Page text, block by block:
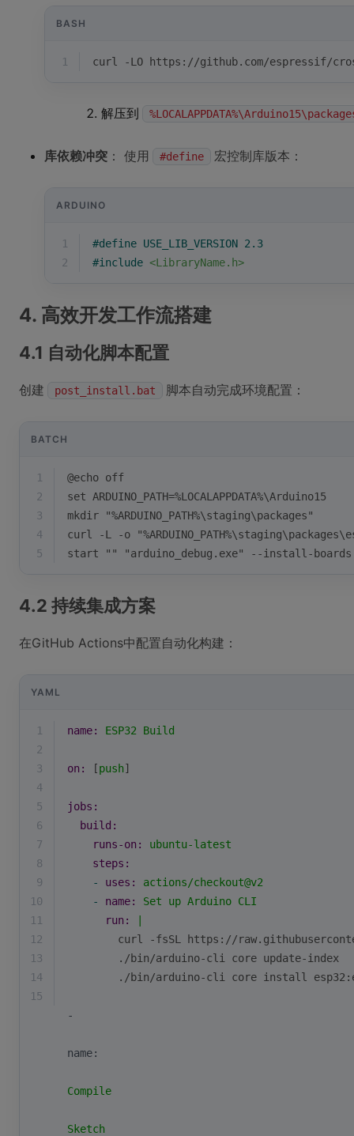
BASH
1 curl -LO https://github.com/espressif/
解压到
库依赖冲突 ： 使用 #define 宏控制库版本：
ARDUINO
1 #define USE_LIB_VERSION 2.3
2
#include <LibraryName.h>
4. 高效开发工作流搭建
4.1 自动化脚本配置
创建 post_install.bat 脚本自动完成环境配置：
BATCH
1
@echo off
2
set ARDUINO_PATH=%LOCALAPPDATA%\Arduino15
3
mkdir "%ARDUINO_PATH%\staging\packages"
4
curl -L -o
5
start "" "arduino_debug.exe" --install-boards
4.2 持续集成方案
在GitHub Actions中配置自动化构建：
YAML
1 name: ESP32
Build
2
3
on: [push]
4
5
jobs:
6
build:
7
runs-on:
ubuntu-latest
8
steps:
9
- uses:
actions/checkout@v2
10
- name: Set up Arduino CLI
11
run:
12
curl -fsSL https://
13
        ./bin/arduino-cli core update-index
14
./bin/arduino-cli core install
15
-
name:
Compile
Sketch